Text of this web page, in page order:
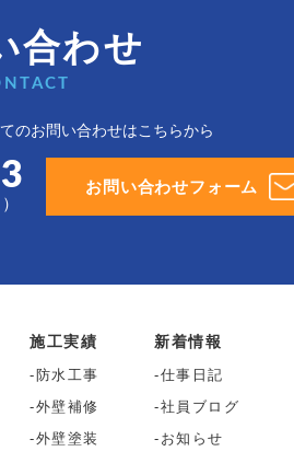
合わせ
のお問い合わせはこちらから
お問い合わせフォーム
施工実績
防水工事
外壁補修
外壁塗装
新着情報
仕事日記
社員ブログ
お知らせ